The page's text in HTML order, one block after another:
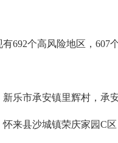
692个高风险地区，607
乐市承安镇里辉村，承
来县沙城镇荣庆家园C